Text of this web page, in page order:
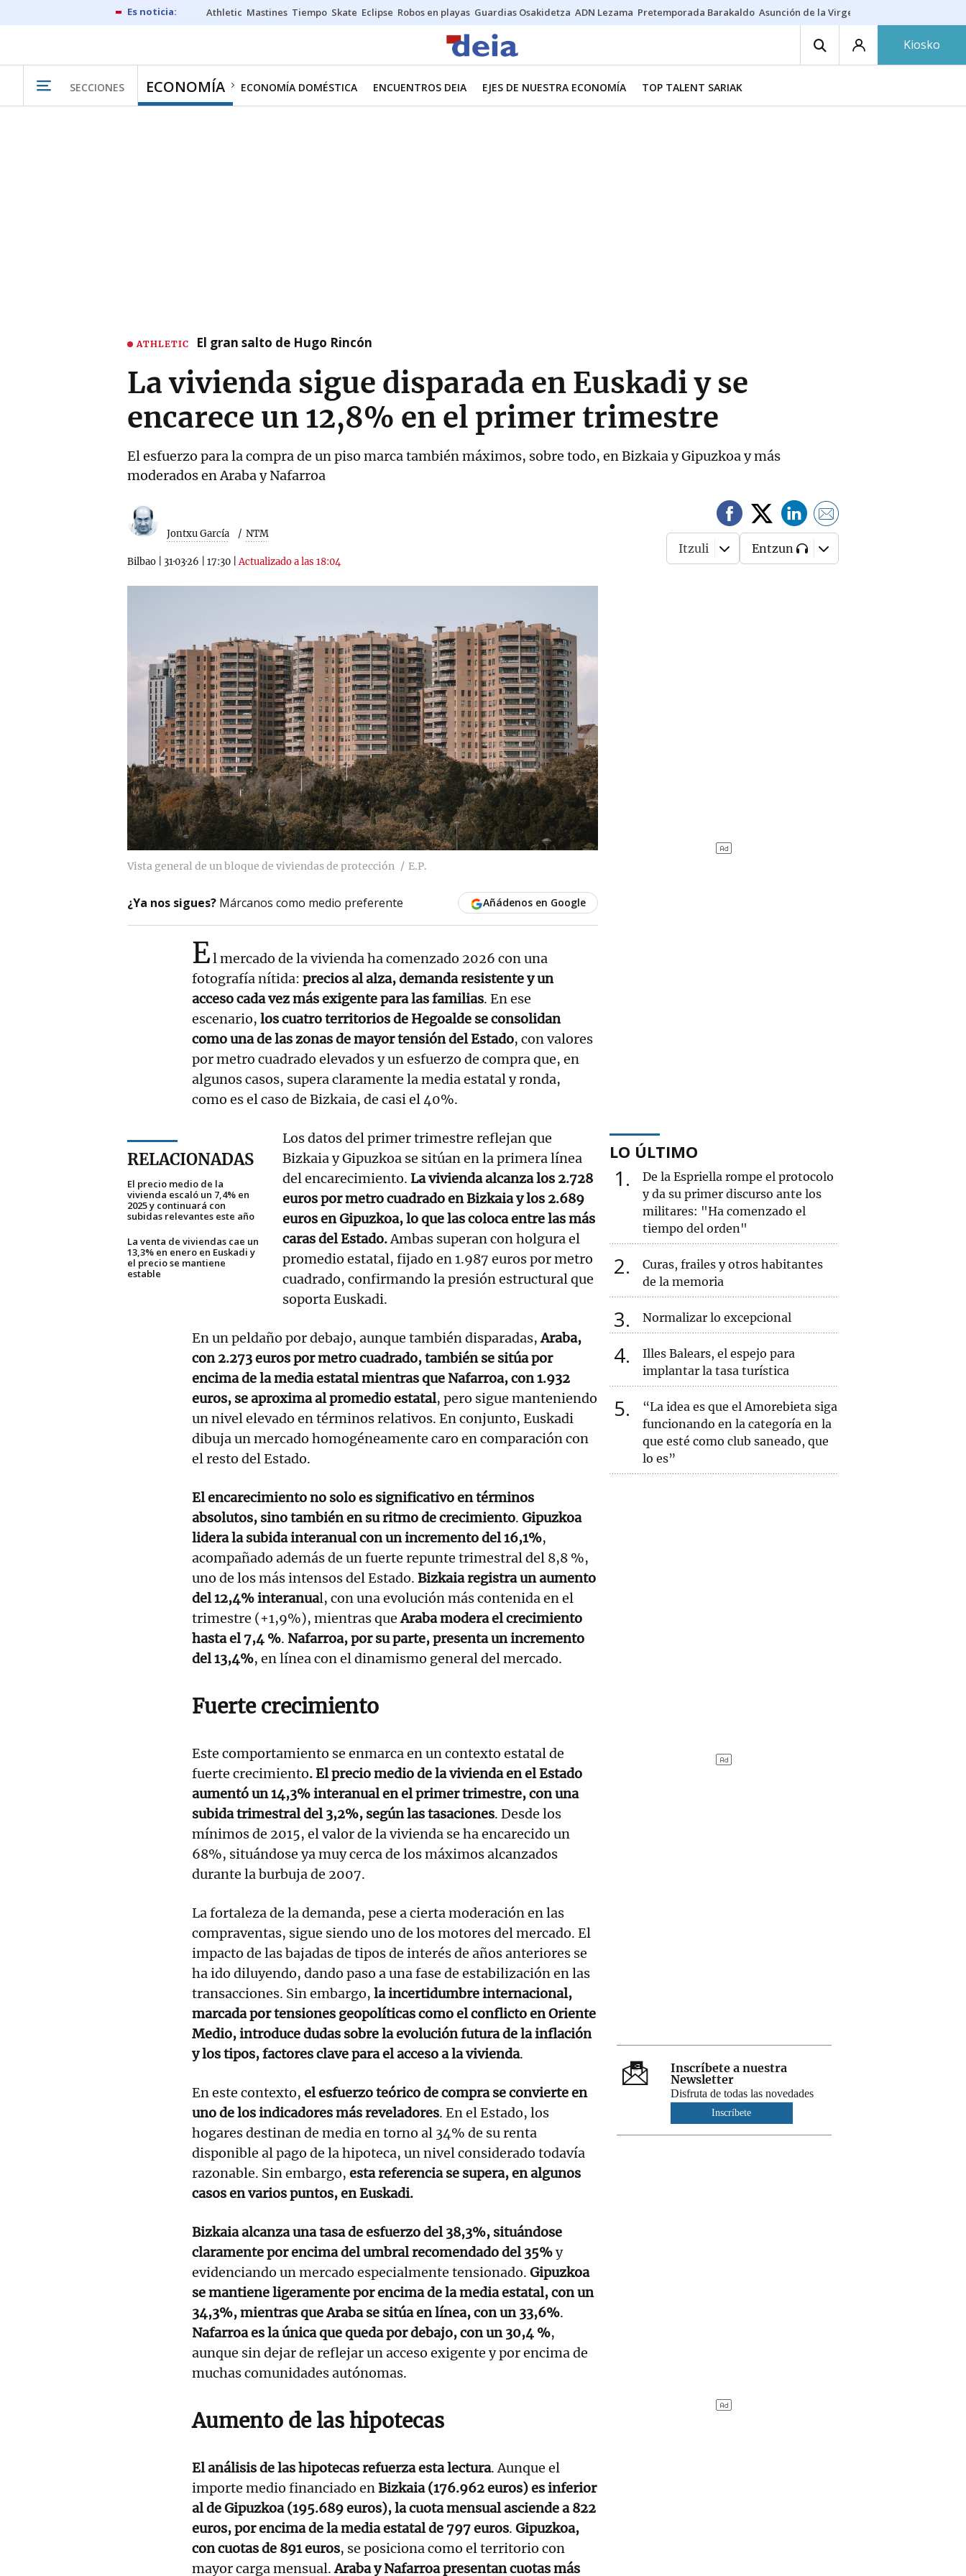
Athletic Mastines Tiempo Skate Eclipse Robos en playas Guardias Osakidetza ADN Lezama Pretemporada Barakaldo Asunción de la Virgen
Kiosko
SECCIONES ECONOMÍA ECONOMÍA DOMÉSTICA ENCUENTROS DEIA EJES DE NUESTRA ECONOMÍA TOP TALENT SARIAK
ATHLETIC El gran salto de Hugo Rincón
La vivienda sigue disparada en Euskadi y se
encarece un 12,8% en el primer trimestre
El esfuerzo para la compra de un piso marca también máximos, sobre todo, en Bizkaia y Gipuzkoa y más
moderados en Araba y Nafarroa
Jontxu García NTM
Bilbao 31·03·26 17:30 |Actualizado a las 18:04
Itzuli Entzun
Vista general de un bloque de viviendas de protección E.P.
¿Ya nos sigues? Márcanos como medio preferente Añádenos en Google
El mercado de la vivienda ha comenzado 2026 con una
fotografía nítida: precios al alza, demanda resistente y un
acceso cada vez más exigente para las familias. En ese
escenario, los cuatro territorios de Hegoalde se consolidan
como una de las zonas de mayor tensión del Estado, con valores
por metro cuadrado elevados y un esfuerzo de compra que, en
algunos casos, supera claramente la media estatal y ronda,
como es el caso de Bizkaia, de casi el 40%.
RELACIONADAS
El precio medio de la
vivienda escaló un 7,4% en
2025 y continuará con
subidas relevantes este año
La venta de viviendas cae un
13,3% en enero en Euskadi y
el precio se mantiene
estable
Los datos del primer trimestre reflejan que
Bizkaia y Gipuzkoa se sitúan en la primera línea
del encarecimiento. La vivienda alcanza los 2.728
euros por metro cuadrado en Bizkaia y los 2.689
euros en Gipuzkoa, lo que las coloca entre las más
caras del Estado.Ambas superan con holgura el
promedio estatal, fijado en 1.987 euros por metro
cuadrado, confirmando la presión estructural que
soporta Euskadi.
En un peldaño por debajo, aunque también disparadas,Araba,
con 2.273 euros por metro cuadrado, también se sitúa por
encima de la media estatal mientras que Nafarroa, con 1.932
euros, se aproxima al promedio estatal, pero sigue manteniendo
un nivel elevado en términos relativos. En conjunto, Euskadi
dibuja un mercado homogéneamente caro en comparación con
el resto del Estado.
El encarecimiento no solo es significativo en términos
absolutos, sino también en su ritmo de crecimiento. Gipuzkoa
lidera la subida interanual con un incremento del 16,1%,
acompañado además de un fuerte repunte trimestral del 8,8 %,
uno de los más intensos del Estado. Bizkaia registra un aumento
del 12,4% interanual, con una evolución más contenida en el
trimestre (+1,9%), mientras queAraba modera el crecimiento
hasta el 7,4 %. Nafarroa, por su parte, presenta un incremento
del 13,4%, en línea con el dinamismo general del mercado.
Fuerte crecimiento
Este comportamiento se enmarca en un contexto estatal de
fuerte crecimiento. El precio medio de la vivienda en el Estado
aumentó un 14,3% interanual en el primer trimestre, con una
subida trimestral del 3,2%, según las tasaciones. Desde los
mínimos de 2015, el valor de la vivienda se ha encarecido un
68%, situándose ya muy cerca de los máximos alcanzados
durante la burbuja de 2007.
La fortaleza de la demanda, pese a cierta moderación en las
compraventas, sigue siendo uno de los motores del mercado. El
impacto de las bajadas de tipos de interés de años anteriores se
ha ido diluyendo, dando paso a una fase de estabilización en las
transacciones. Sin embargo, la incertidumbre internacional,
marcada por tensiones geopolíticas como el conflicto en Oriente
Medio, introduce dudas sobre la evolución futura de la inflación
y los tipos, factores clave para el acceso a la vivienda.
En este contexto, el esfuerzo teórico de compra se convierte en
uno de los indicadores más reveladores. En el Estado, los
hogares destinan de media en torno al 34% de su renta
disponible al pago de la hipoteca, un nivel considerado todavía
razonable. Sin embargo, esta referencia se supera, en algunos
casos en varios puntos, en Euskadi.
Bizkaia alcanza una tasa de esfuerzo del 38,3%, situándose
claramente por encima del umbral recomendado del 35%y
evidenciando un mercado especialmente tensionado. Gipuzkoa
se mantiene ligeramente por encima de la media estatal, con un
34,3%, mientras que Araba se sitúa en línea, con un 33,6%.
Nafarroaes la única que queda por debajo, con un 30,4 %,
aunque sin dejar de reflejar un acceso exigente y por encima de
muchas comunidades autónomas.
Aumento de las hipotecas
El análisis de las hipotecas refuerza esta lectura. Aunque el
importe medio financiado enBizkaia (176.962 euros) es inferior
al de Gipuzkoa (195.689 euros), la cuota mensual asciende a 822
euros, por encima de la media estatal de 797 euros. Gipuzkoa,
con cuotas de 891 euros, se posiciona como el territorio con
mayor carga mensual.Araba y Nafarroa presentan cuotas más
LO ÚLTIMO
1
De la Espriella rompe el protocolo
y da su primer discurso ante los
militares: "Ha comenzado el
tiempo del orden"
2
Curas, frailes y otros habitantes
de la memoria
3 Normalizar lo excepcional
4
Illes Balears, el espejo para
implantar la tasa turística
5
“La idea es que el Amorebieta siga
funcionando en la categoría en la
que esté como club saneado, que
lo es”
Inscríbete a nuestra
Newsletter
Disfruta de todas las novedades
Inscríbete